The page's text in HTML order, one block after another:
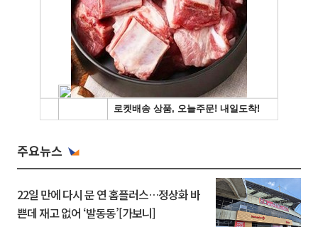
주요뉴스
22일 만에 다시 문 연 홈플러스…정상화 바
쁜데 재고 없어 ‘발동동’[가보니]